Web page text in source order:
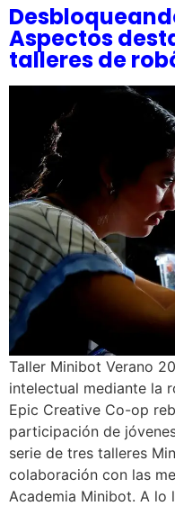
Aspectos
talleres de
Taller Minibot Verano
intelectual mediante la
Epic Creative Co-op
participación de
serie de tres talleres
colaboración con las
Academia Minibot. A lo